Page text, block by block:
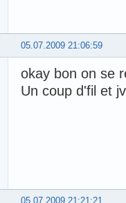
05.07.2009 21:06:59
okay bon on se
Un coup d'fil et
05.07.2009 21:21:21